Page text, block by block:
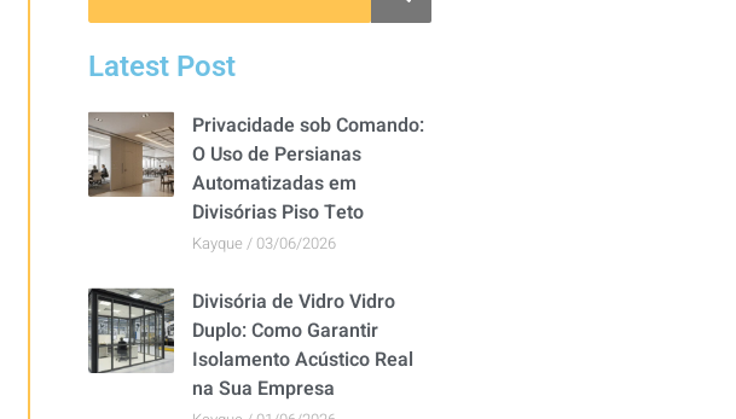
Latest Post
Privacidade sob Comando:
O Uso de Persianas
Automatizadas em
Divisórias Piso Teto
Kayque 03/06/2026
Divisória de Vidro Vidro
Duplo: Como Garantir
Isolamento Acústico Real
na Sua Empresa